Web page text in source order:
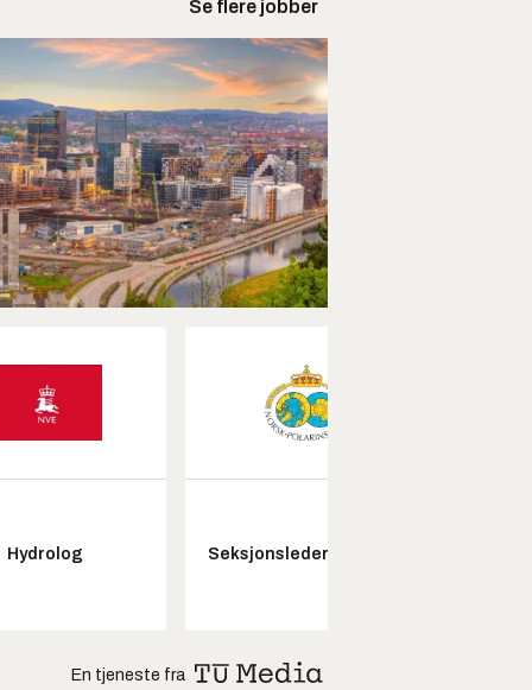
Se flere jobber
Hydrolog Seksjonsleder Nye Troll
En tjeneste fra